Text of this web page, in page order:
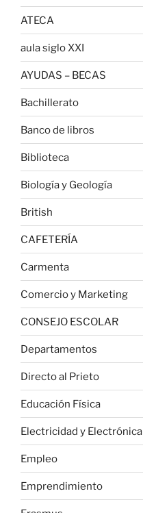
ATECA
aula siglo XXI
AYUDAS – BECAS
Bachillerato
Banco de libros
Biblioteca
Biología y Geología
British
CAFETERÍA
Carmenta
Comercio y Marketing
CONSEJO ESCOLAR
Departamentos
Directo al Prieto
Educación Física
Electricidad y Electrónica
Empleo
Emprendimiento